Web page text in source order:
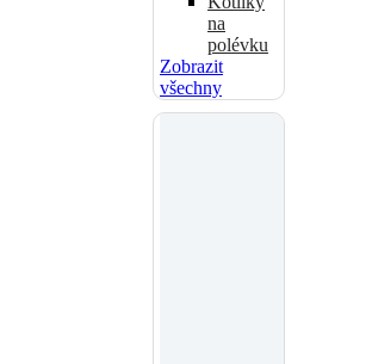
na
polévku
Zobrazit
všechny